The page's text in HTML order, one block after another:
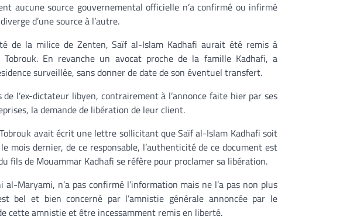
aucune source gouvernemental officielle n’a confirmé ou infirmé
d’une source à l’autre.
de la milice de Zenten, Saïf al-Islam Kadhafi aurait été remis à
Tobrouk. En revanche un avocat proche de la famille Kadhafi, a
surveillée, sans donner de date de son éventuel transfert.
l’ex-dictateur libyen, contrairement à l’annonce faite hier par ses
la demande de libération de leur client.
avait écrit une lettre sollicitant que Saïf al-Islam Kadhafi soit
mois dernier, de ce responsable, l’authenticité de ce document est
fils de Mouammar Kadhafi se réfère pour proclamer sa libération.
Maryami, n’a pas confirmé l’information mais ne l’a pas non plus
bel et bien concerné par l’amnistie générale annoncée par le
cette amnistie et être incessamment remis en liberté.